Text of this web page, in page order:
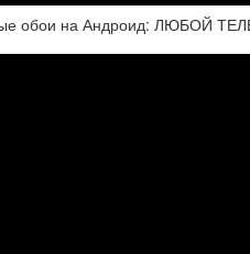
обои на Андроид: ЛЮБОЙ